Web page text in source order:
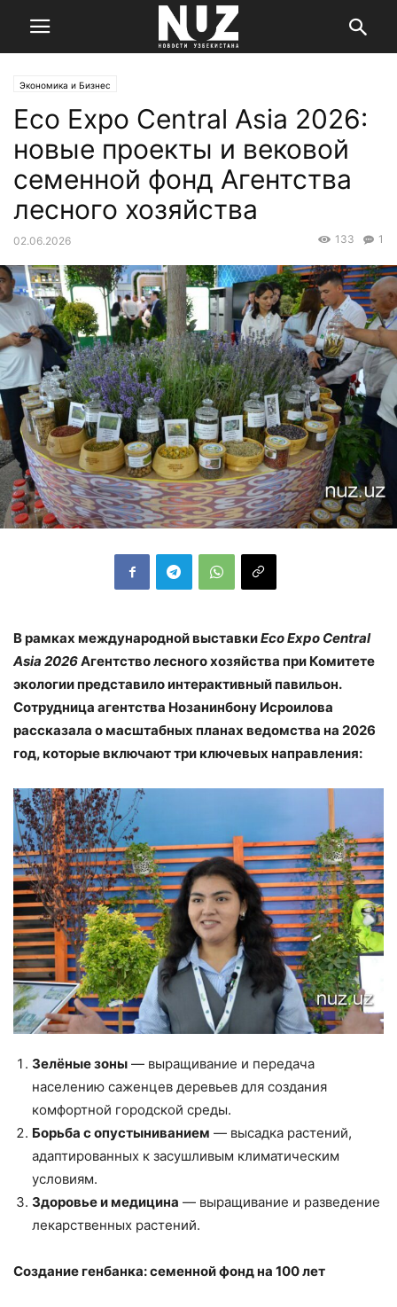
Экономика и Бизнес
Eco Expo Central Asia 2026:
новые проекты и вековой
семенной фонд Агентства
лесного хозяйства
02.06.2026 1
133
В рамках международной выставкиEco Expo Central
Asia 2026Агентство лесного хозяйства при Комитете
экологии представило интерактивный павильон.
Сотрудница агентства Нозанинбону Исроилова
рассказала о масштабных планах ведомства на 2026
год, которые включают три ключевых направления:
Зелёные зоны — выращивание и передача
населению саженцев деревьев для создания
комфортной городской среды.
Борьба с опустыниванием — высадка растений,
адаптированных к засушливым климатическим
условиям.
Здоровье и медицина — выращивание и разведение
лекарственных растений.
Создание генбанка: семенной фонд на 100 лет